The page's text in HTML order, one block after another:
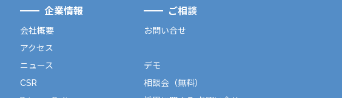
企業情報
会社概要
アクセス
ニュース
CSR
ご相談
お問い合せ
デモ
相談会（無料）